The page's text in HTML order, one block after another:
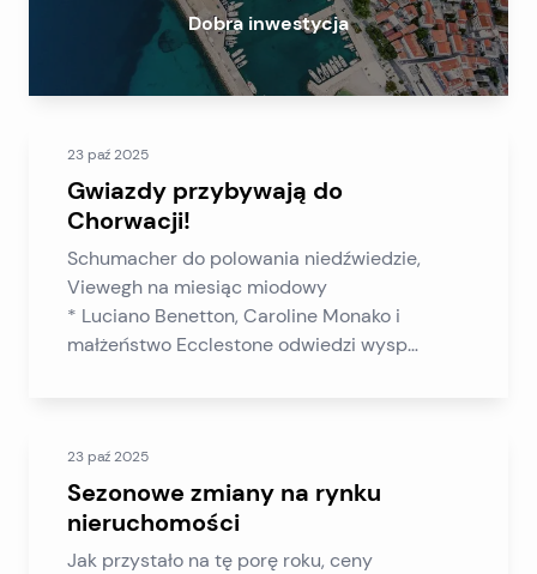
Dobra inwestycja
23 paź 2025
Gwiazdy przybywają do
Chorwacji!
Schumacher do polowania niedźwiedzie,
Viewegh na miesiąc miodowy
* Luciano Benetton, Caroline Monako i
małżeństwo Ecclestone odwiedzi wysp
Konarik wiodących elity Božava
Czy to Steven Spielberg? – Otarli oczy z
niedowierzaniem w zeszłym roku, Dubrownika,
23 paź 2025
Sezonowe zmiany na rynku
nieruchomości
Jak przystało na tę porę roku, ceny